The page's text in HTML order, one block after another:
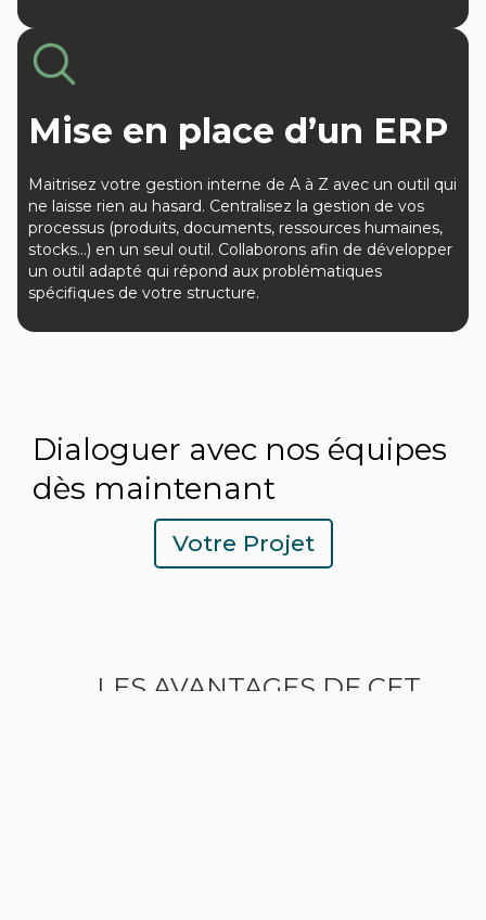
Mise en place d’un ERP
Maitrisez votre gestion interne de A à Z avec un outil qui
ne laisse rien au hasard. Centralisez la gestion de vos
processus (produits, documents, ressources humaines,
stocks…) en un seul outil. Collaborons afin de développer
un outil adapté qui répond aux problématiques
spécifiques de votre structure.
Dialoguer avec nos équipes
dès maintenant
Votre Projet
LES AVANTAGES DE CET